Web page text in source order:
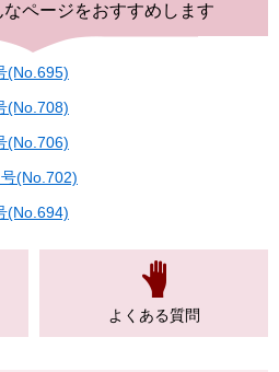
なページをおすすめします
(No.695)
(No.708)
(No.706)
(No.702)
(No.694)
よくある質問